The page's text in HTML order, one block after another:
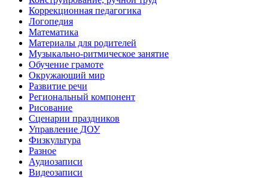
Коррекционная педагогика
Логопедия
Математика
Материалы для родителей
Музыкально-ритмическое занятие
Обучение грамоте
Окружающий мир
Развитие речи
Региональный компонент
Рисование
Сценарии праздников
Управление ДОУ
Физкультура
Разное
Аудиозаписи
Видеозаписи